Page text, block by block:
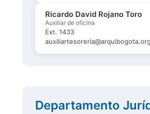
Ricardo David Rojano Toro
Auxiliar de oficina
Ext. 1433
Departamento